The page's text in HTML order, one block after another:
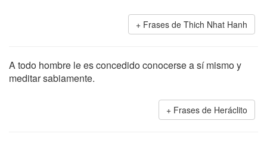
Frases de Thich Nhat Hanh
A todo hombre le es concedido conocerse a sí mismo y
meditar sabiamente.
Frases de Heráclito